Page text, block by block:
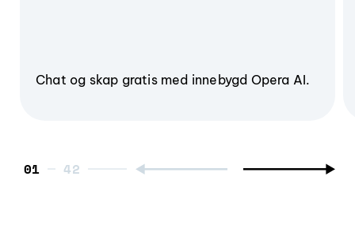
Chat og skap gratis med innebygd Opera AI.
01